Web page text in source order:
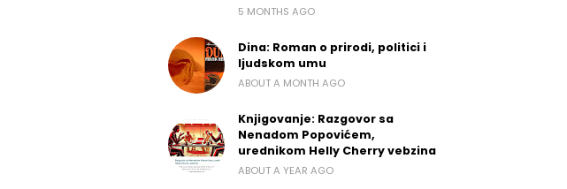
5 MONTHS AGO
Dina: Roman o prirodi, politici i
ljudskom umu
ABOUT A MONTH AGO
Knjigovanje: Razgovor sa
Nenadom Popovićem,
urednikom Helly Cherry vebzina
ABOUT A YEAR AGO